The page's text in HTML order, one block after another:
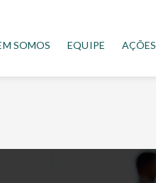
SOMOS EQUIPE AÇÕES